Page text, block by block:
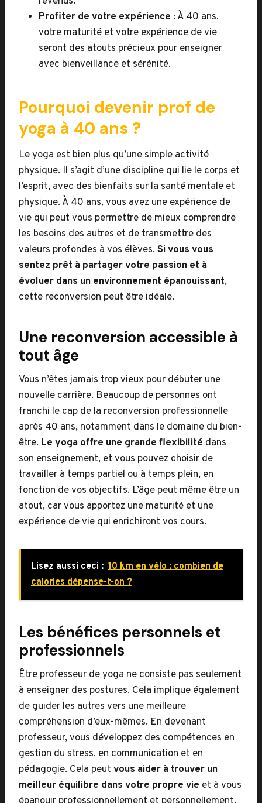
Profiter de votre expérience : À 40 ans,
votre maturité et votre expérience de vie
seront des atouts précieux pour enseigner
avec bienveillance et sérénité.
Pourquoi devenir prof de
yoga à 40 ans ?
Le yoga est bien plus qu’une simple activité
physique. Il s’agit d’une discipline qui lie le corps et
l’esprit, avec des bienfaits sur la santé mentale et
physique. À 40 ans, vous avez une expérience de
vie qui peut vous permettre de mieux comprendre
les besoins des autres et de transmettre des
valeurs profondes à vos élèves. Si vous vous
sentez prêt à partager votre passion et à
évoluer dans un environnement épanouissant,
cette reconversion peut être idéale.
Une reconversion accessible à
tout âge
Vous n’êtes jamais trop vieux pour débuter une
nouvelle carrière. Beaucoup de personnes ont
franchi le cap de la reconversion professionnelle
après 40 ans, notamment dans le domaine du bien-
être. Le yoga offre une grande flexibilité dans
son enseignement, et vous pouvez choisir de
travailler à temps partiel ou à temps plein, en
fonction de vos objectifs. L’âge peut même être un
atout, car vous apportez une maturité et une
expérience de vie qui enrichiront vos cours.
Lisez aussi ceci : 10 km en vélo : combien de
calories dépense-t-on ?
Les bénéfices personnels et
professionnels
Être professeur de yoga ne consiste pas seulement
à enseigner des postures. Cela implique également
de guider les autres vers une meilleure
compréhension d’eux-mêmes. En devenant
professeur, vous développez des compétences en
gestion du stress, en communication et en
pédagogie. Cela peut vous aider à trouver un
meilleur équilibre dans votre propre vie et à vous